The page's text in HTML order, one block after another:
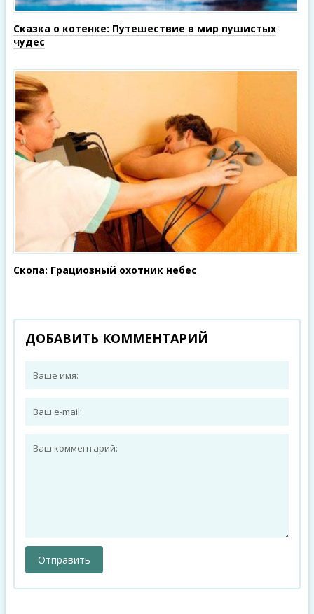
Сказка о котенке: Путешествие в мир пушистых
чудес
Скопа: Грациозный охотник небес
ДОБАВИТЬ КОММЕНТАРИЙ